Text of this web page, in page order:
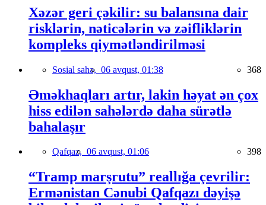
Xəzər geri çəkilir: su balansına dair
risklərin, nəticələrin və zəifliklərin
kompleks qiymətləndirilməsi
Sosial sahə, 06 avqust, 01:38 368
Əməkhaqları artır, lakin həyat ən çox
hiss edilən sahələrdə daha sürətlə
bahalaşır
Qafqaz, 06 avqust, 01:06 398
“Tramp marşrutu” reallığa çevrilir:
Ermənistan Cənubi Qafqazı dəyişə